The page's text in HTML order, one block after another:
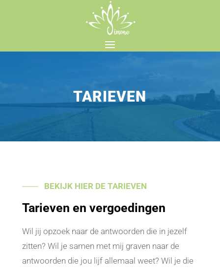
TARIEVEN
BEKIJK HIER DE TARIEVEN
Tarieven en vergoedingen
Wil jij opzoek naar de antwoorden die in jezelf
zitten? Wil je samen met mij graven naar de
antwoorden die jou lijf allemaal weet? Wil je die